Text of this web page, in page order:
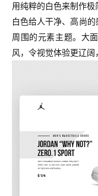
用纯粹的白色来制作极
白色给人干净、高尚
周围的元素主题。大
风，令视觉体验更辽阔